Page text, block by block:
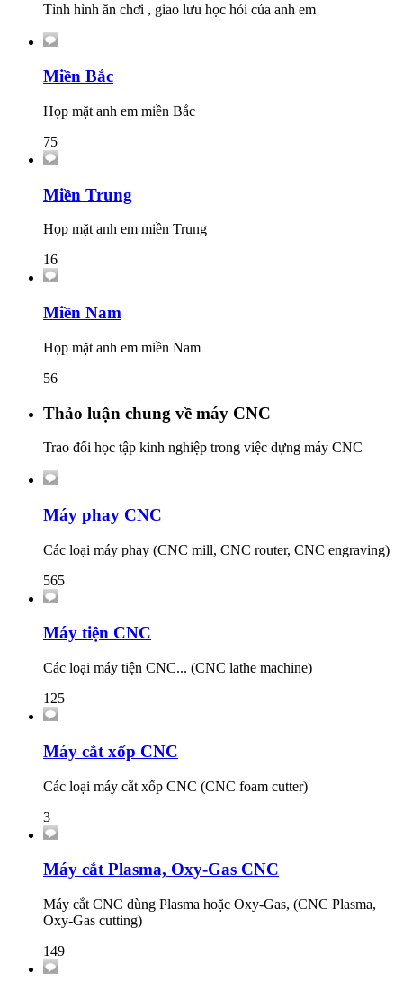
Tình hình ăn chơi , giao lưu học hỏi của anh em
Miền Bắc
Họp mặt anh em miền Bắc
75
Miền Trung
Họp mặt anh em miền Trung
16
Miền Nam
Họp mặt anh em miền Nam
56
Thảo luận chung về máy CNC
Trao đổi học tập kinh nghiệp trong việc dựng máy CNC
Máy phay CNC
Các loại máy phay (CNC mill, CNC router, CNC engraving)
565
Máy tiện CNC
Các loại máy tiện CNC... (CNC lathe machine)
125
Máy cắt xốp CNC
Các loại máy cắt xốp CNC (CNC foam cutter)
3
Máy cắt Plasma, Oxy-Gas CNC
Máy cắt CNC dùng Plasma hoặc Oxy-Gas, (CNC Plasma,
Oxy-Gas cutting)
149